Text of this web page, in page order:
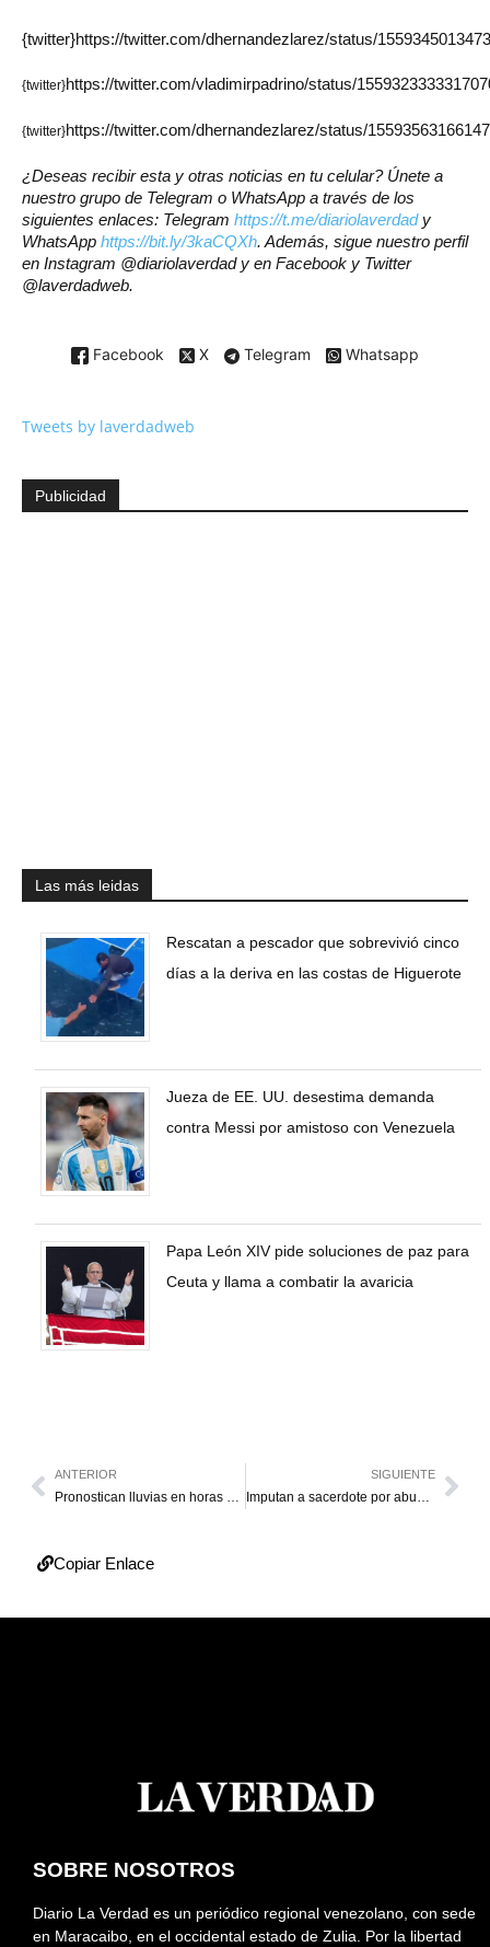
{twitter}https://twitter.com/dhernandezlarez/status/
{twitter}https://twitter.com/vladimirpadrino/status/
{twitter}https://twitter.com/dhernandezlarez/status/
¿Deseas recibir esta y otras noticias en tu celular? Únete a
nuestro grupo de Telegram o WhatsApp a través de los
siguientes enlaces: Telegram https://t.me/diariolaverdad y
WhatsApp https://bit.ly/3kaCQXh. Además, sigue nuestro perfil
en Instagram @diariolaverdad y en Facebook y Twitter
@laverdadweb.
Facebook X Telegram Whatsapp
Tweets by laverdadweb
Publicidad
Las más leidas
Rescatan a pescador que sobrevivió cinco
días a la deriva en las costas de Higuerote
Jueza de EE. UU. desestima demanda
contra Messi por amistoso con Venezuela
Papa León XIV pide soluciones de paz para
Ceuta y llama a combatir la avaricia
ANTERIOR
Pronostican lluvias en horas de la tarde en Zulia
SIGUIENTE
Imputan a sacerdote por abuso sexual contra menor en Táchira
Copiar Enlace
SOBRE NOSOTROS
Diario La Verdad es un periódico regional venezolano, con sede
en Maracaibo, en el occidental estado de Zulia. Por la libertad